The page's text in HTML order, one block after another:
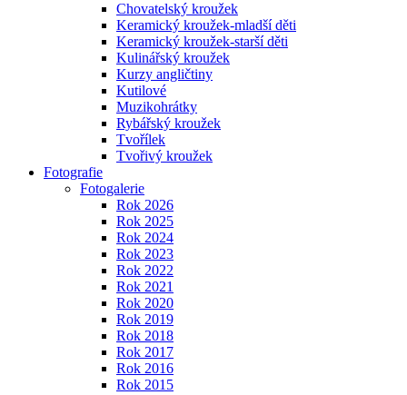
Chovatelský kroužek
Keramický kroužek-mladší děti
Keramický kroužek-starší děti
Kulinářský kroužek
Kurzy angličtiny
Kutilové
Muzikohrátky
Rybářský kroužek
Tvořílek
Tvořivý kroužek
Fotografie
Fotogalerie
Rok 2026
Rok 2025
Rok 2024
Rok 2023
Rok 2022
Rok 2021
Rok 2020
Rok 2019
Rok 2018
Rok 2017
Rok 2016
Rok 2015